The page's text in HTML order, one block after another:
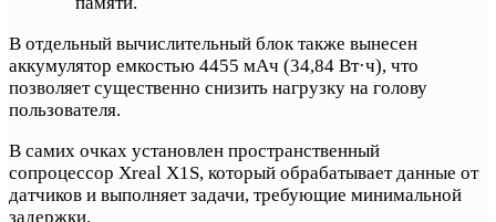
В отдельный вычислительный блок также вынесен
аккумулятор емкостью 4455 мАч (34,84 Вт·ч), что
позволяет существенно снизить нагрузку на голову
пользователя.
В самих очках установлен пространственный
сопроцессор Xreal X1S, который обрабатывает данные от
датчиков и выполняет задачи, требующие минимальной
задержки.